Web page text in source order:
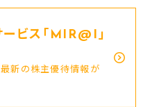
ービス｢MIR@I｣
最新の株主優待情報が